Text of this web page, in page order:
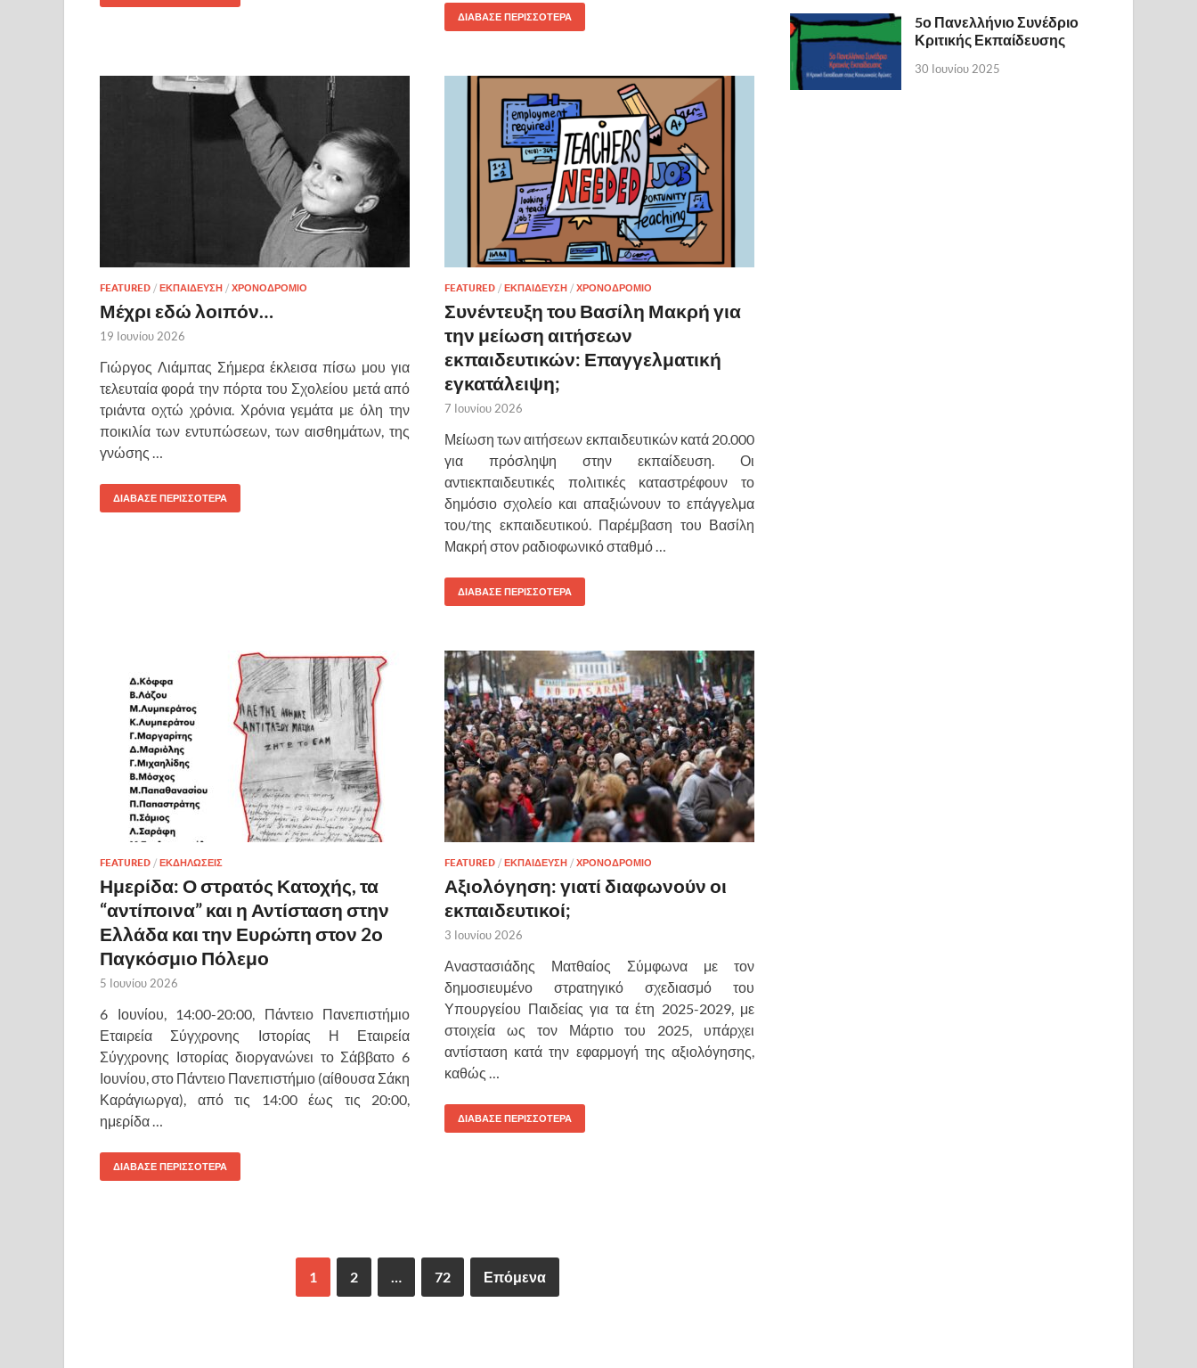
ΔΙΑΒΑΣΕ ΠΕΡΙΣΣΟΤΕΡΑ
FEATURED / ΕΚΠΑΙΔΕΥΣΗ / ΧΡΟΝΟΔΡΟΜΙΟ
Μέχρι εδώ λοιπόν…
19 Ιουνίου 2026
Γιώργος Λιάμπας Σήμερα έκλεισα πίσω μου για
τελευταία φορά την πόρτα του Σχολείου μετά από
τριάντα οχτώ χρόνια. Χρόνια γεμάτα με όλη την
ποικιλία των εντυπώσεων, των αισθημάτων, της
γνώσης …
ΔΙΑΒΑΣΕ ΠΕΡΙΣΣΟΤΕΡΑ
FEATURED / ΕΚΠΑΙΔΕΥΣΗ / ΧΡΟΝΟΔΡΟΜΙΟ
Συνέντευξη του Βασίλη Μακρή για
την μείωση αιτήσεων
εκπαιδευτικών: Επαγγελματική
εγκατάλειψη;
7 Ιουνίου 2026
Μείωση των αιτήσεων εκπαιδευτικών κατά 20.000
για πρόσληψη στην εκπαίδευση. Οι
αντιεκπαιδευτικές πολιτικές καταστρέφουν το
δημόσιο σχολείο και απαξιώνουν το επάγγελμα
του/της εκπαιδευτικού. Παρέμβαση του Βασίλη
Μακρή στον ραδιοφωνικό σταθμό …
ΔΙΑΒΑΣΕ ΠΕΡΙΣΣΟΤΕΡΑ
FEATURED / ΕΚΔΗΛΩΣΕΙΣ
Ημερίδα: Ο στρατός Κατοχής, τα
“αντίποινα” και η Αντίσταση στην
Ελλάδα και την Ευρώπη στον 2ο
Παγκόσμιο Πόλεμο
5 Ιουνίου 2026
6 Ιουνίου, 14:00-20:00, Πάντειο Πανεπιστήμιο
Εταιρεία Σύγχρονης Ιστορίας Η Εταιρεία
Σύγχρονης Ιστορίας διοργανώνει το Σάββατο 6
Ιουνίου, στο Πάντειο Πανεπιστήμιο (αίθουσα Σάκη
Καράγιωργα), από τις 14:00 έως τις 20:00,
ημερίδα …
ΔΙΑΒΑΣΕ ΠΕΡΙΣΣΟΤΕΡΑ
FEATURED / ΕΚΠΑΙΔΕΥΣΗ / ΧΡΟΝΟΔΡΟΜΙΟ
Αξιολόγηση: γιατί διαφωνούν οι
εκπαιδευτικοί;
3 Ιουνίου 2026
Αναστασιάδης Ματθαίος Σύμφωνα με τον
δημοσιευμένο στρατηγικό σχεδιασμό του
Υπουργείου Παιδείας για τα έτη 2025-2029, με
στοιχεία ως τον Μάρτιο του 2025, υπάρχει
αντίσταση κατά την εφαρμογή της αξιολόγησης,
καθώς …
ΔΙΑΒΑΣΕ ΠΕΡΙΣΣΟΤΕΡΑ
1 2 … 72 Επόμενα
5ο Πανελλήνιο Συνέδριο
Κριτικής Εκπαίδευσης
30 Ιουνίου 2025